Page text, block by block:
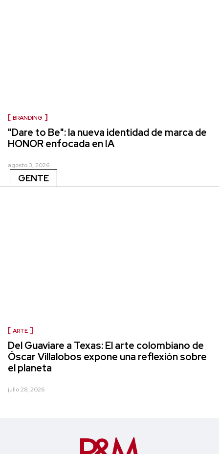
BRANDING
"Dare to Be": la nueva identidad de marca de
HONOR enfocada en IA
agosto 3, 2026
GENTE
ARTE
Del Guaviare a Texas: El arte colombiano de
Óscar Villalobos expone una reflexión sobre
el planeta
julio 28, 2026